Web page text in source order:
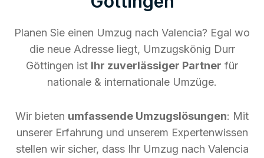
Planen Sie einen Umzug nach Valencia? Egal wo
die neue Adresse liegt, Umzugskönig Durr
Göttingen ist Ihr zuverlässiger Partner für
nationale & internationale Umzüge.
Wir bieten umfassende Umzugslösungen: Mit
unserer Erfahrung und unserem Expertenwissen
stellen wir sicher, dass Ihr Umzug nach Valencia